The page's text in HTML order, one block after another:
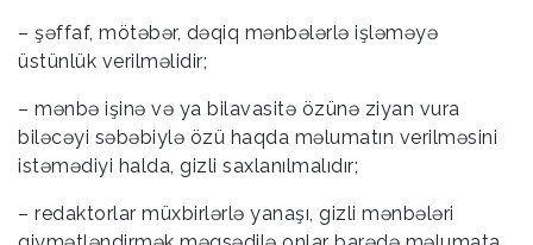
– şəffaf, mötəbər, dəqiq mənbələrlə işləməyə
üstünlük verilməlidir;
– mənbə işinə və ya bilavasitə özünə ziyan vura
biləcəyi səbəbiylə özü haqda məlumatın verilməsini
istəmədiyi halda, gizli saxlanılmalıdır;
– redaktorlar müxbirlərlə yanaşı, gizli mənbələri